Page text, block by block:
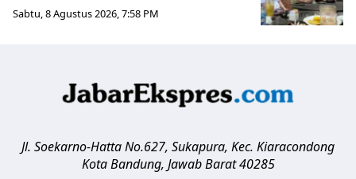
Sabtu, 8 Agustus 2026, 7:58 PM
Jl. Soekarno-Hatta No.627, Sukapura, Kec. Kiaracondong
Kota Bandung, Jawab Barat 40285